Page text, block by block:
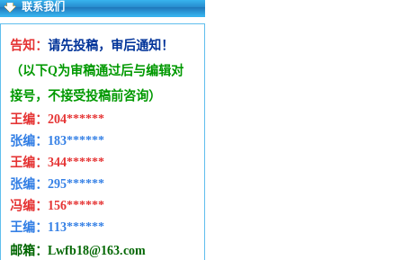
联系我们
告知： 请先投稿，审后通知！
（以下Q为审稿通过后与编辑对
接号，不接受投稿前咨询）
王编： 204******
张编：183******
王编： 344******
张编：295******
冯编： 156******
王编： 113******
邮箱： Lwfb18@163.com